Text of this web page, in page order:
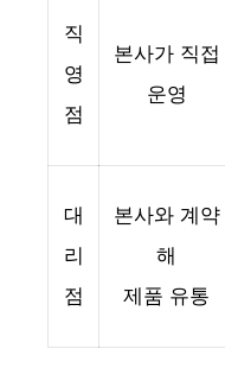
직
영
점
본사가 직접
운영
대
리
점
본사와 계약
해
제품 유통